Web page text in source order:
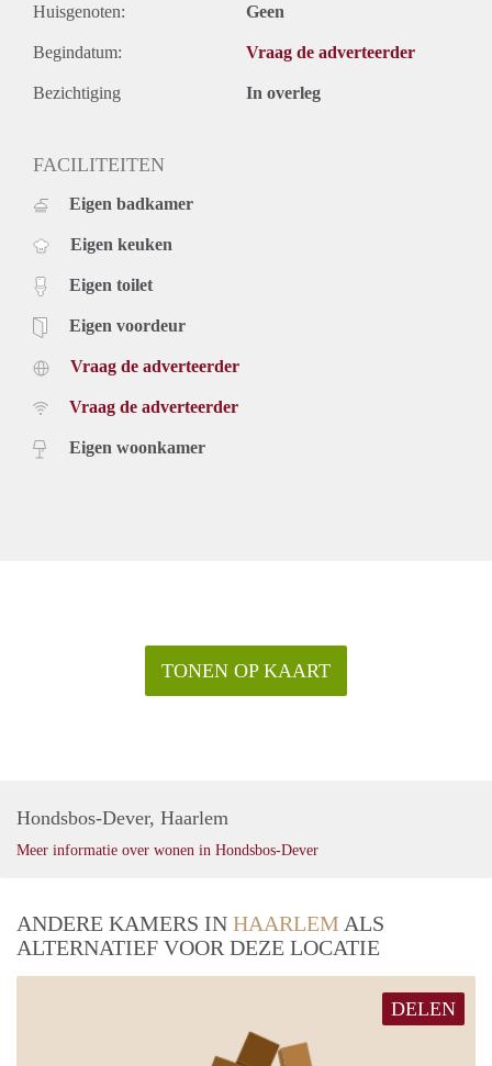
Huisgenoten: Geen
Begindatum: Vraag de adverteerder
Bezichtiging In overleg
FACILITEITEN
Eigen badkamer
Eigen keuken
Eigen toilet
Eigen voordeur
Vraag de adverteerder
Vraag de adverteerder
Eigen woonkamer
TONEN OP KAART
Hondsbos-Dever, Haarlem
Meer informatie over wonen in Hondsbos-Dever
ANDERE KAMERS IN HAARLEM ALS
ALTERNATIEF VOOR DEZE LOCATIE
DELEN